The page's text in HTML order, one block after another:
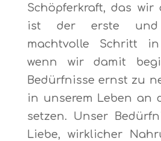
Schöpferkraft, das wir
ist der erste und
machtvolle Schritt
wenn wir damit
Bedürfnisse ernst zu
in unserem Leben an
setzen. Unser
Liebe, wirklicher